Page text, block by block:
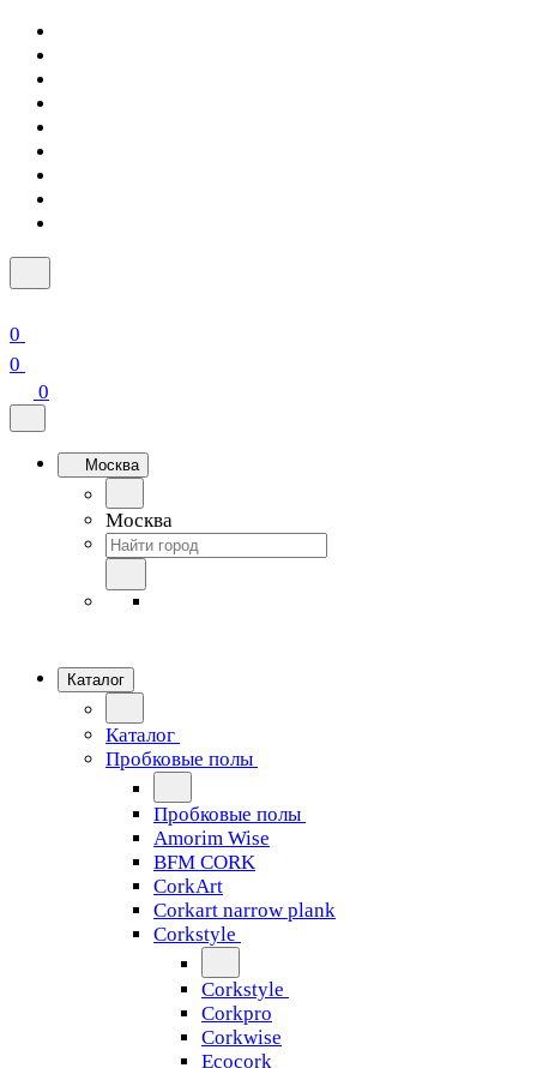
0
0
0
Москва
Москва
Каталог
Каталог
Пробковые полы
Пробковые полы
Amorim Wise
BFM CORK
CorkArt
Corkart narrow plank
Corkstyle
Corkstyle
Corkpro
Corkwise
Ecocork